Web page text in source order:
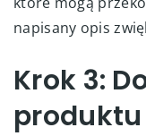
napisany opis
Krok 3:
produktu